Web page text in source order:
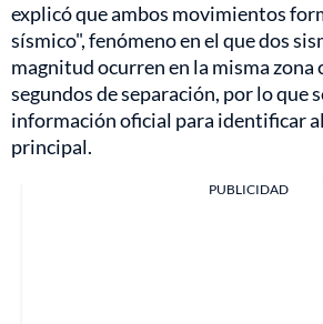
explicó que ambos movimientos
sísmico", fenómeno en el que dos
magnitud ocurren en la misma zona
segundos de separación, por lo que
información oficial para identificar
principal.
PUBLICIDAD